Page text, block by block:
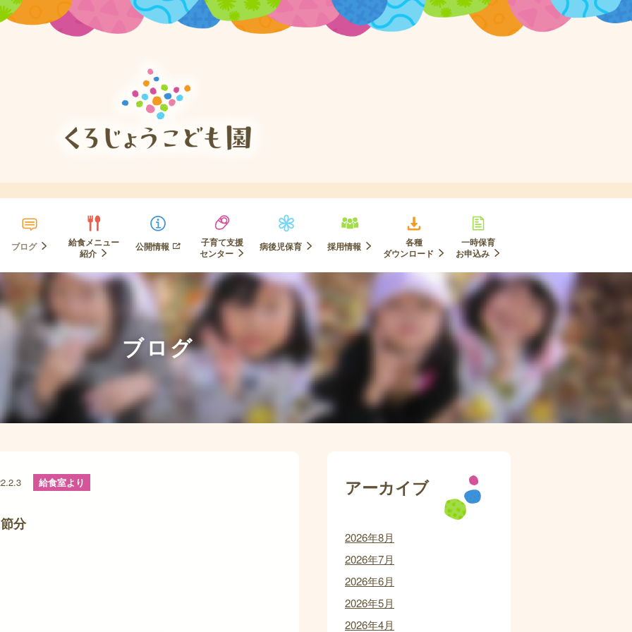
ブログ
給食メニュー
紹介
公開情報
子育て支援
センター
病後児保育 採用情報
各種
ダウンロード
一時保育
お申込み
ブログ
給食室より
節分
アーカイブ
2026年8月
2026年7月
2026年6月
2026年5月
2026年4月